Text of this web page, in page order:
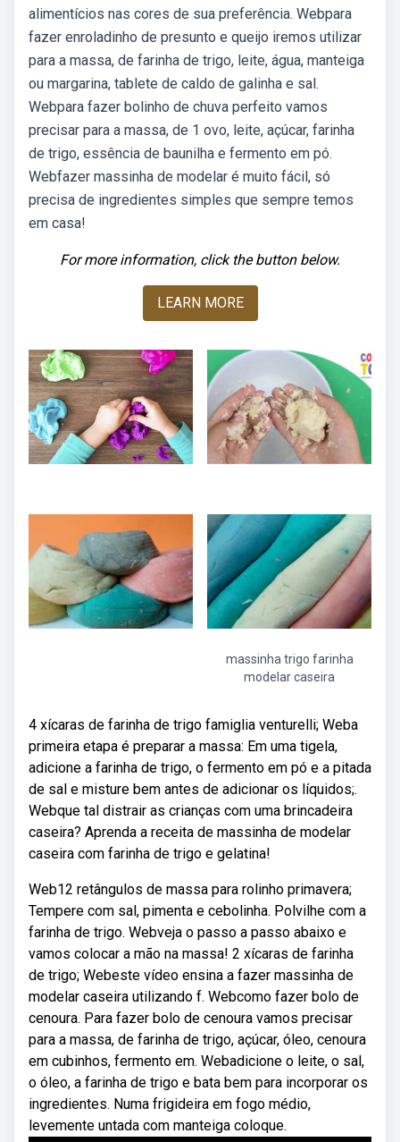
alimentícios nas cores de sua preferência. Webpara
fazer enroladinho de presunto e queijo iremos utilizar
para a massa, de farinha de trigo, leite, água, manteiga
ou margarina, tablete de caldo de galinha e sal.
Webpara fazer bolinho de chuva perfeito vamos
precisar para a massa, de 1 ovo, leite, açúcar, farinha
de trigo, essência de baunilha e fermento em pó.
Webfazer massinha de modelar é muito fácil, só
precisa de ingredientes simples que sempre temos
em casa!
For more information, click the button below.
LEARN MORE
massinha trigo farinha
modelar caseira
4 xícaras de farinha de trigo famiglia venturelli; Weba
primeira etapa é preparar a massa: Em uma tigela,
adicione a farinha de trigo, o fermento em pó e a pitada
de sal e misture bem antes de adicionar os líquidos;.
Webque tal distrair as crianças com uma brincadeira
caseira? Aprenda a receita de massinha de modelar
caseira com farinha de trigo e gelatina!
Web12 retângulos de massa para rolinho primavera;
Tempere com sal, pimenta e cebolinha. Polvilhe com a
farinha de trigo. Webveja o passo a passo abaixo e
vamos colocar a mão na massa! 2 xícaras de farinha
de trigo; Webeste vídeo ensina a fazer massinha de
modelar caseira utilizando f. Webcomo fazer bolo de
cenoura. Para fazer bolo de cenoura vamos precisar
para a massa, de farinha de trigo, açúcar, óleo, cenoura
em cubinhos, fermento em. Webadicione o leite, o sal,
o óleo, a farinha de trigo e bata bem para incorporar os
ingredientes. Numa frigideira em fogo médio,
levemente untada com manteiga coloque.